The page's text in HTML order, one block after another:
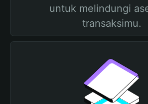
untuk melindungi
transaksimu.